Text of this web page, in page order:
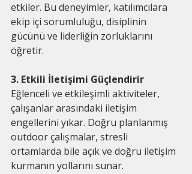
etkiler. Bu deneyimler, katılımcılara
ekip içi sorumluluğu, disiplinin
gücünü ve liderliğin zorluklarını
öğretir.
3. Etkili İletişimi Güçlendirir
Eğlenceli ve etkileşimli aktiviteler,
çalışanlar arasındaki iletişim
engellerini yıkar. Doğru planlanmış
outdoor çalışmalar, stresli
ortamlarda bile açık ve doğru iletişim
kurmanın yollarını sunar.